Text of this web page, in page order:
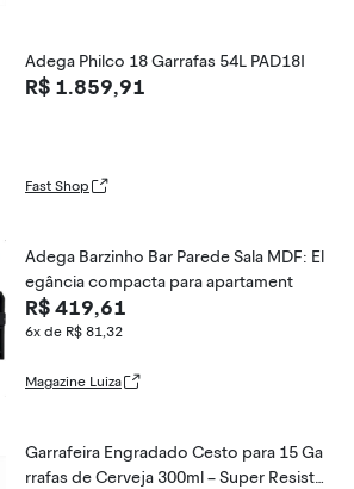
Adega Philco 18 Garrafas 54L PAD18I
R$ 1.859,91
Fast Shop
Adega Barzinho Bar Parede Sala MDF: El
egância compacta para apartament
R$ 419,61
6x de R$ 81,32
Magazine Luiza
Garrafeira Engradado Cesto para 15 Ga
rrafas de Cerveja 300ml – Super Resiste